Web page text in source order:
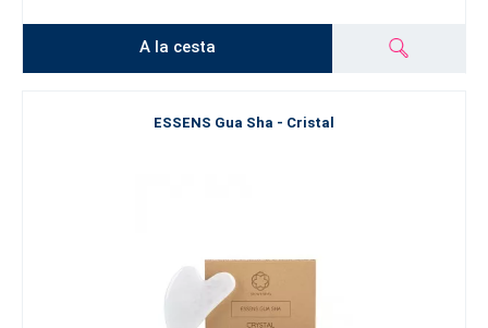
A la cesta
ESSENS Gua Sha - Cristal